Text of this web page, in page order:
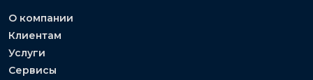
О компании
Клиентам
Услуги
Сервисы